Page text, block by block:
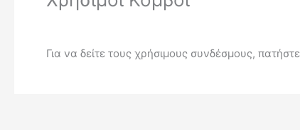
Για να δείτε τους χρήσιμους συνδέσμους, πατήστε